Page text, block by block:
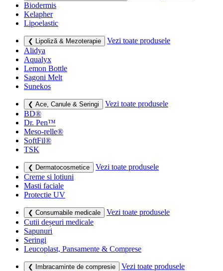
Biodermis
Kelapher
Lipoelastic
❮ Lipoliză & Mezoterapie
Vezi toate produsele
Alidya
Aqualyx
Lemon Bottle
Sagoni Melt
Sunekos
❮ Ace, Canule & Seringi
Vezi toate produsele
BD®
Dr. Pen™
Meso-relle®
SoftFil®
TSK
❮ Dermatocosmetice
Vezi toate produsele
Creme si lotiuni
Masti faciale
Protectie UV
❮ Consumabile medicale
Vezi toate produsele
Cutii deșeuri medicale
Sapunuri
Seringi
Leucoplast, Pansamente & Comprese
❮ Imbracaminte de compresie
Vezi toate produsele